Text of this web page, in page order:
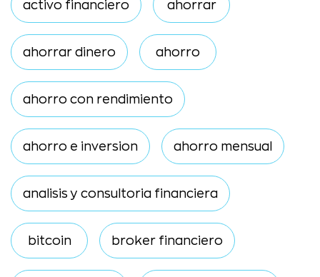
activo financiero ahorrar
ahorrar dinero ahorro
ahorro con rendimiento
ahorro e inversion ahorro mensual
analisis y consultoria financiera
bitcoin broker financiero